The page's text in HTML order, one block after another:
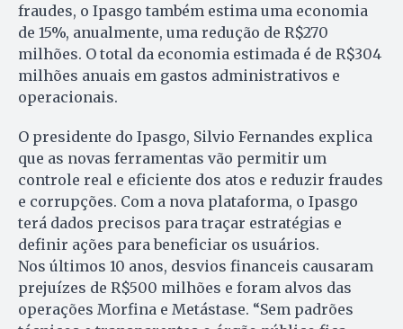
fraudes, o Ipasgo também estima uma economia
de 15%, anualmente, uma redução de R$270
milhões. O total da economia estimada é de R$304
milhões anuais em gastos administrativos e
operacionais.
O presidente do Ipasgo, Silvio Fernandes explica
que as novas ferramentas vão permitir um
controle real e eficiente dos atos e reduzir fraudes
e corrupções. Com a nova plataforma, o Ipasgo
terá dados precisos para traçar estratégias e
definir ações para beneficiar os usuários.
Nos últimos 10 anos, desvios financeis causaram
prejuízes de R$500 milhões e foram alvos das
operações Morfina e Metástase. “Sem padrões